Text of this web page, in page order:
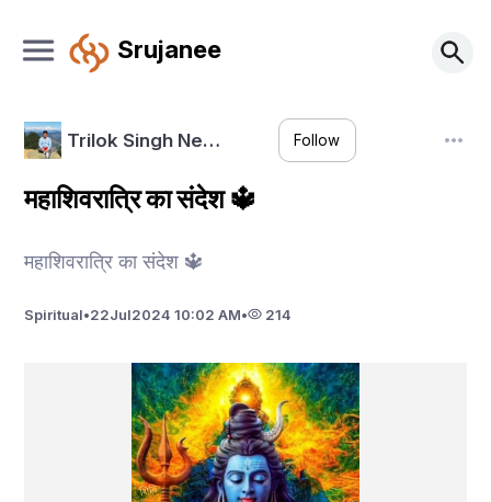
Srujanee
Trilok Singh Ne… Follow
महाशिवरात्रि का संदेश 🔱
महाशिवरात्रि का संदेश 🔱
Spiritual•22Jul2024 10:02 AM• 214